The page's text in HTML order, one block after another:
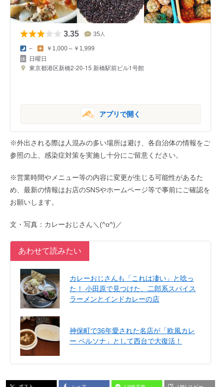
3.35 35 人
– ￥1,000～￥1,999
日曜日
東京都港区新橋2-20-15 新橋駅前ビル1号館
アプリで開く
※外出される際は人混みの多い場所は避け、各自治体の情報をご
参照の上、感染症対策を実施し十分にご留意ください。
※営業時間やメニュー等の内容に変更が生じる可能性があるた
め、最新の情報はお店のSNSやホームページ等で事前にご確認を
お願いします。
文・写真：カレーおじさん＼(^o^)／
あわせて読みたい
カレーおじさんも「これは凄い」と唸っ
た！ 小田原で見つけた、二郎系スパイス
ラーメンとインドカレーの店
神保町で36年愛された名店が「欧風カレ
ー ペルソナ」として西台で大復活！